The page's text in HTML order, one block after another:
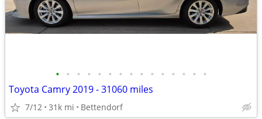
• • • • • • • • • • • • • • •
Toyota Camry 2019 - 31060 miles
7/12 31k mi Bettendorf